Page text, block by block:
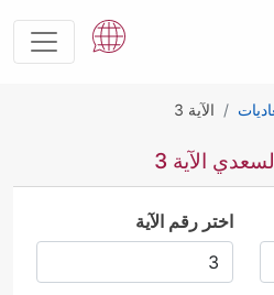
الآية 3
الآية 3
اختر رقم الآية